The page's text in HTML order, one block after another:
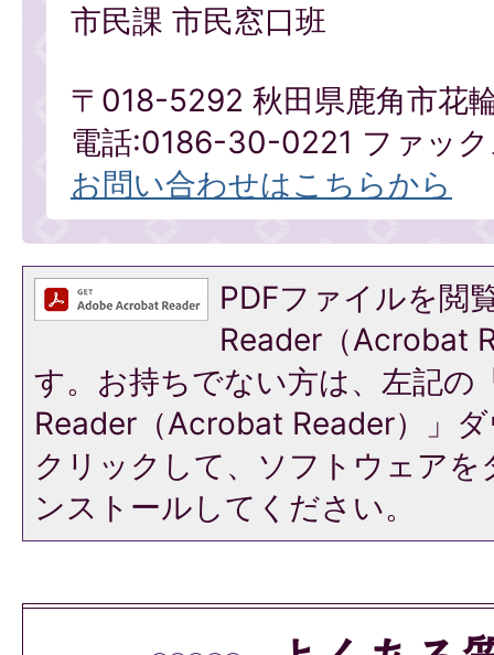
市民課 市民窓口班
〒018-5292 秋田県鹿角市花
電話:0186-30-0221 ファッ
お問い合わせはこちらから
PDFファイルを閲
Reader（Acrobat
す。お持ちでない方は、左記の
Reader（Acrobat Reader）」
クリックして、ソフトウェア
ンストールしてください。